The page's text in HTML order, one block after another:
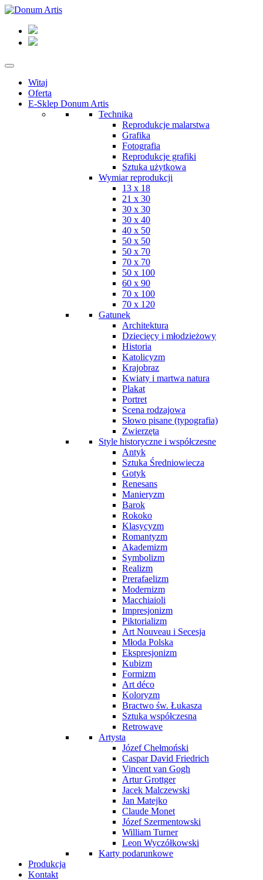
Witaj
Oferta
E-Sklep Donum Artis
Technika
Reprodukcje malarstwa
Grafika
Fotografia
Reprodukcje grafiki
Sztuka użytkowa
Wymiar reprodukcji
13 x 18
21 x 30
30 x 30
30 x 40
40 x 50
50 x 50
50 x 70
70 x 70
50 x 100
60 x 90
70 x 100
70 x 120
Gatunek
Architektura
Dziecięcy i młodzieżowy
Historia
Katolicyzm
Krajobraz
Kwiaty i martwa natura
Plakat
Portret
Scena rodzajowa
Słowo pisane (typografia)
Zwierzęta
Style historyczne i współczesne
Antyk
Sztuka Średniowiecza
Gotyk
Renesans
Manieryzm
Barok
Rokoko
Klasycyzm
Romantyzm
Akademizm
Symbolizm
Realizm
Prerafaelizm
Modernizm
Macchiaioli
Impresjonizm
Piktorializm
Art Nouveau i Secesja
Młoda Polska
Ekspresjonizm
Kubizm
Formizm
Art déco
Koloryzm
Bractwo św. Łukasza
Sztuka współczesna
Retrowave
Artysta
Józef Chełmoński
Caspar David Friedrich
Vincent van Gogh
Artur Grottger
Jacek Malczewski
Jan Matejko
Claude Monet
Józef Szermentowski
William Turner
Leon Wyczółkowski
Karty podarunkowe
Produkcja
Kontakt